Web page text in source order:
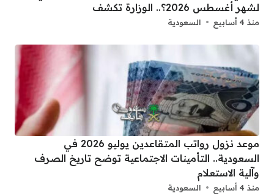
لشهر أغسطس 2026؟.. الوزارة تكشف
منذ 4 أسابيع السعودية
موعد نزول رواتب المتقاعدين يوليو 2026 في
السعودية.. التأمينات الاجتماعية توضح تاريخ الصرف
وآلية الاستعلام
منذ 4 أسابيع السعودية